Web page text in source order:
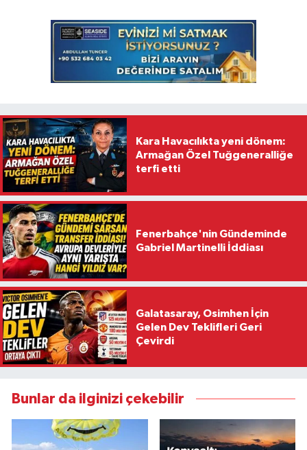
Kara Havacılıkta yeni dönem:
Armağan Özel Tuğgeneralliğe
terfi etti
Fenerbahçe'nin Gündeminde
Gabriel Martinelli İddiası
Galatasaray, Osimhen İçin
Gelen Dev Teklifleri Geri
Çevirdi
Bunlar da ilginizi çekebilir